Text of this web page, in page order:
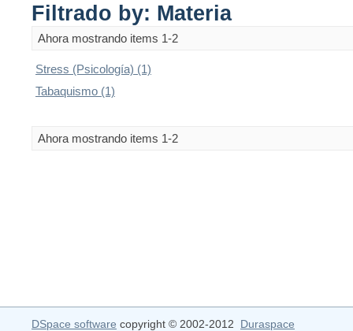
Filtrado by: Materia
Ahora mostrando items 1-2
Stress (Psicología) (1)
Tabaquismo (1)
Ahora mostrando items 1-2
DSpace software copyright © 2002-2012 Duraspace